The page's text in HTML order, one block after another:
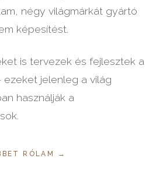
négy világmárkát gyártó
képesítést.
is tervezek és fejlesztek a
ezeket jelenleg a világ
használják a
RÓLAM →